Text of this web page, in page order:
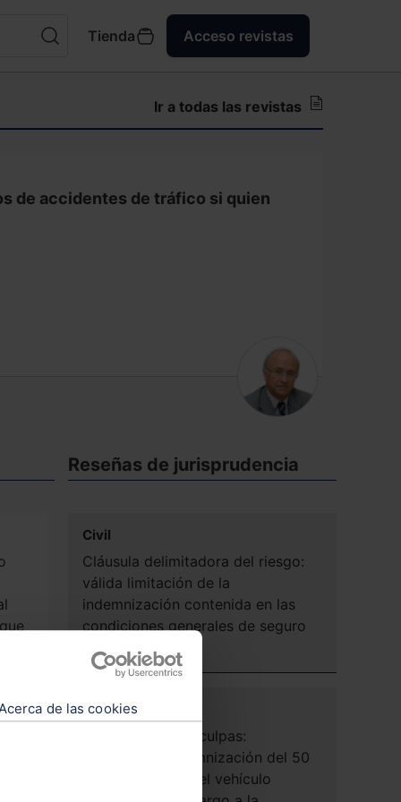
de las cookies
Tienda Acceso revistas
Ir a todas las revistas
de accidentes de tráfico si quien
Reseñas de jurisprudencia
Civil
Cláusula delimitadora del riesgo:
válida limitación de la
indemnización contenida en las
condiciones generales de seguro
«a todo riesgo»
Civil
Concurrencia de culpas:
procedente indemnización del 50
% de los daños del vehículo